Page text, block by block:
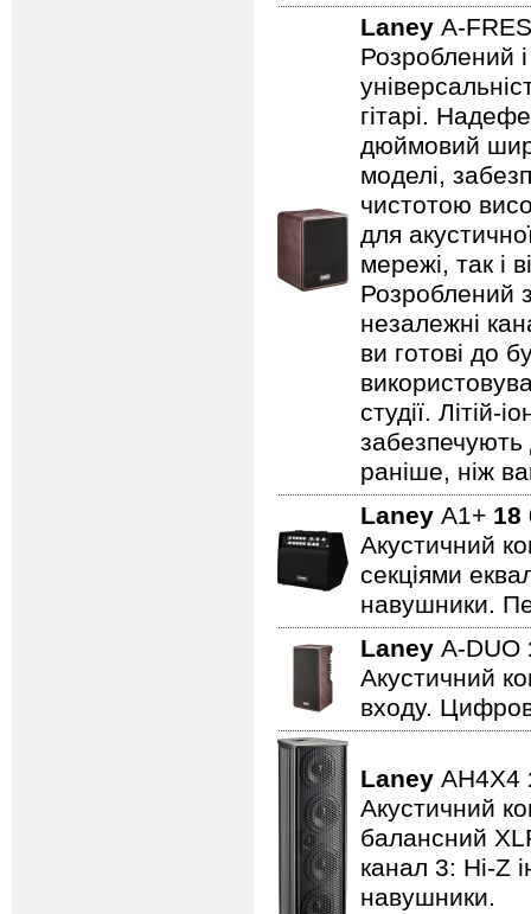
Laney A-
Розроблений
гітарі.
дюймовий
моделі,
чистотою
для
мережі, так і
Розроблений
незалежні
ви готові до
студії. Літій-
забезпечують
раніше, ніж
Laney A1+ 18
Акустичний
секціями
навушники.
Laney A-DUO
Акустичний
входу.
Laney AH4X4
Акустичний
балансний
канал 3: Hi-Z
навушники.